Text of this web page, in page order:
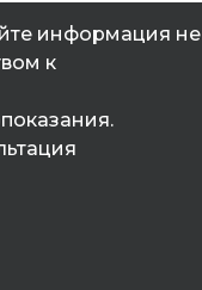
информация не
к